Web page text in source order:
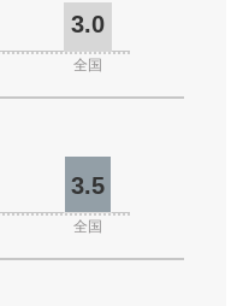
3.0
全国
3.5
全国